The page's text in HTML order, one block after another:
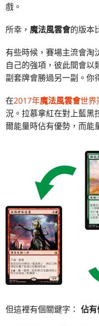
戲。
所幸， 魔法風雲會的版本
有些時候，賽場主流會淘
自己的強項，彼此間會以
副套牌會勝過另一副。你
在2017年魔法風雲會世界
況。拉慕拿紅在對上藍黑
爾能量時佔有優勢，而能
但這裡有個關鍵字：佔